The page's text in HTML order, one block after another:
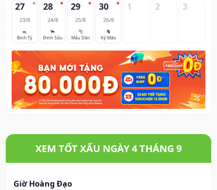
27
23/8
🐀
Bính Tý
28
24/8
🐂
Đinh Sửu
29
25/8
🐅
Mậu Dần
30
26/8
🐈
Kỷ Mão
1 2 3
XEM TỐT XẤU NGÀY 4 THÁNG 9
Giờ Hoàng Đạo